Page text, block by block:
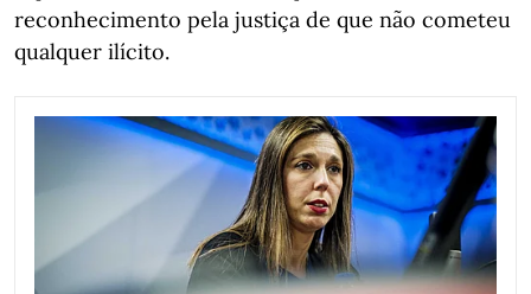
reconhecimento pela justiça de que não cometeu
qualquer ilícito.